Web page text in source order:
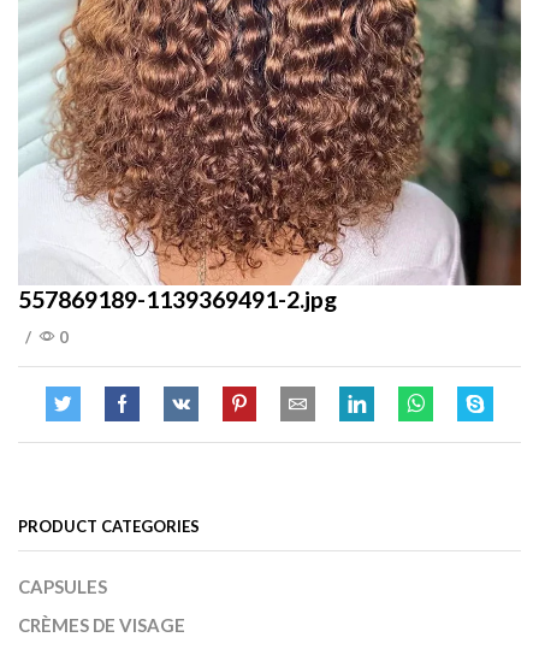
557869189-1139369491-2.jpg
/ 0
PRODUCT CATEGORIES
CAPSULES
CRÈMES DE VISAGE